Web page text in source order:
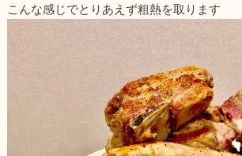
こんな感じでとりあえず粗熱を取ります